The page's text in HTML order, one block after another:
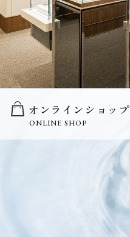
オンラインショップ
ONLINE SHOP